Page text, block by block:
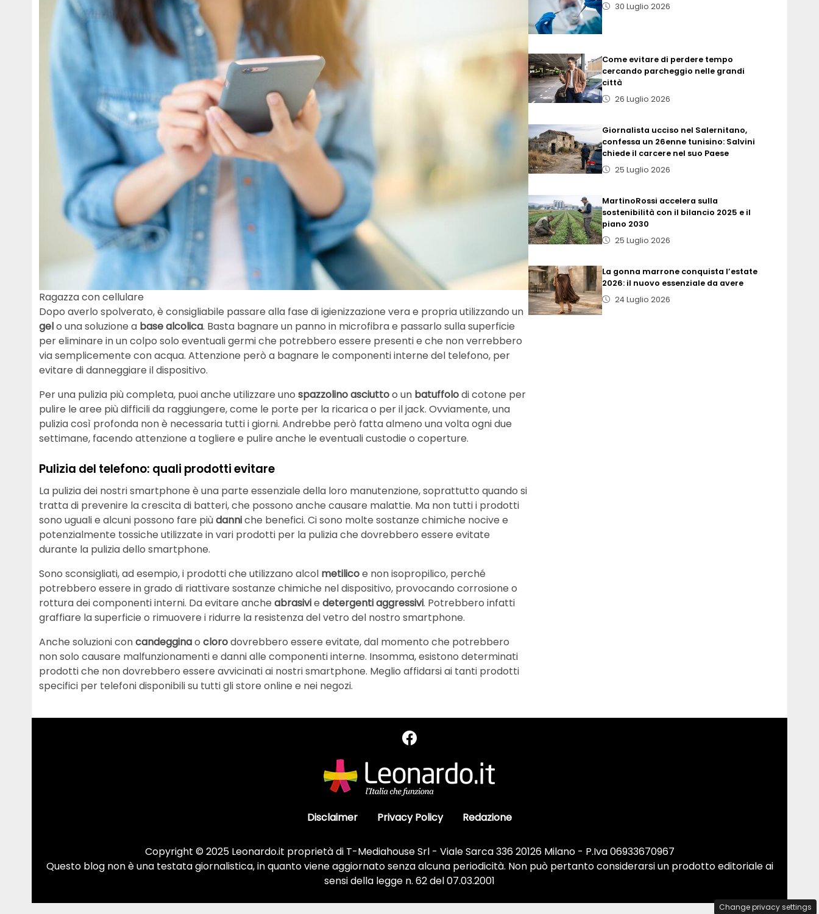
Ragazza con cellulare
Dopo averlo spolverato, è consigliabile passare alla fase di igienizzazione vera e propria utilizzando un
gelo una soluzione a base alcolica. Basta bagnare un panno in microfibra e passarlo sulla superficie
per eliminare in un colpo solo eventuali germi che potrebbero essere presenti e che non verrebbero
via semplicemente con acqua. Attenzione però a bagnare le componenti interne del telefono, per
evitare di danneggiare il dispositivo.
Per una pulizia più completa, puoi anche utilizzare uno spazzolino asciuttoo un batuffolodi cotone per
pulire le aree più difficili da raggiungere, come le porte per la ricarica o per il jack. Ovviamente, una
pulizia così profonda non è necessaria tutti i giorni. Andrebbe però fatta almeno una volta ogni due
settimane, facendo attenzione a togliere e pulire anche le eventuali custodie o coperture.
Pulizia del telefono: quali prodotti evitare
La pulizia dei nostri smartphone è una parte essenziale della loro manutenzione, soprattutto quando si
tratta di prevenire la crescita di batteri, che possono anche causare malattie. Ma non tutti i prodotti
sono uguali e alcuni possono fare piùdanniche benefici. Ci sono molte sostanze chimiche nocive e
potenzialmente tossiche utilizzate in vari prodotti per la pulizia che dovrebbero essere evitate
durante la pulizia dello smartphone.
Sono sconsigliati, ad esempio, i prodotti che utilizzano alcol metilicoe non isopropilico, perché
potrebbero essere in grado di riattivare sostanze chimiche nel dispositivo, provocando corrosione o
rottura dei componenti interni. Da evitare anche abrasivie detergenti aggressivi. Potrebbero infatti
graffiare la superficie o rimuovere i ridurre la resistenza del vetro del nostro smartphone.
Anche soluzioni concandegginao clorodovrebbero essere evitate, dal momento che potrebbero
non solo causare malfunzionamenti e danni alle componenti interne. Insomma, esistono determinati
prodotti che non dovrebbero essere avvicinati ai nostri smartphone. Meglio affidarsi ai tanti prodotti
specifici per telefoni disponibili su tutti gli store online e nei negozi.
30 Luglio 2026
Come evitare di perdere tempo
cercando parcheggio nelle grandi
città
26 Luglio 2026
Giornalista ucciso nel Salernitano,
confessa un 26enne tunisino: Salvini
chiede il carcere nel suo Paese
25 Luglio 2026
MartinoRossi accelera sulla
sostenibilità con il bilancio 2025 e il
piano 2030
25 Luglio 2026
La gonna marrone conquista l’estate
2026: il nuovo essenziale da avere
24 Luglio 2026
Disclaimer Privacy Policy Redazione
Copyright © 2025 Leonardo.it proprietà di T-Mediahouse Srl - Viale Sarca 336 20126 Milano - P.Iva 06933670967
Questo blog non è una testata giornalistica, in quanto viene aggiornato senza alcuna periodicità. Non può pertanto considerarsi un prodotto editoriale ai
sensi della legge n. 62 del 07.03.2001
Change privacy settings